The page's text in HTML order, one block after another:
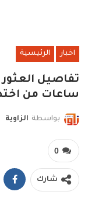
اخبار الرئيسية
تفاصيل
ساعات من
بواسطة الزاوية
0
شارك